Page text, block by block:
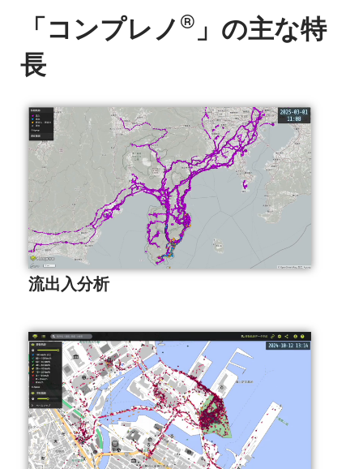
「コンプレノ ®︎ 」の主な特
長
流出入分析